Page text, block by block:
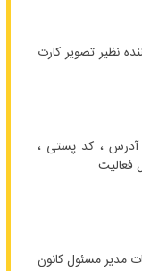
نظیر تصویر کارت
آدرس ، کد پستی ،
فعالیت
مدیر مسئول کانون